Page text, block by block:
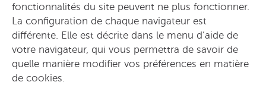
fonctionnalités du site peuvent ne plus fonctionner.
La configuration de chaque navigateur est
différente. Elle est décrite dans le menu d’aide de
votre navigateur, qui vous permettra de savoir de
quelle manière modifier vos préférences en matière
de cookies.